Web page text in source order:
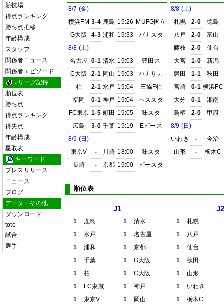
競技場
得点ランキング
勝ち点推移
年齢構成
スタッフ
関係者ニュース
関係者エピソード
Jリーグ記録
順位表
勝ち点
得点ランキング
得失点
年齢構成
星取表
キーワード
プレスリリース
ニュース
ブログ
データ・その他
ダウンロード
toto
試合
選手
8/7 (金)
横浜FM 3-4 鹿島 19:26 MUFG国立
G大阪
4-3 浦和 19:33
パナスタ
8/8 (土)
名古屋 0-1 清水 19:03
豊田ス
C大阪
2-1 岡山 19:03
ハナサカ
柏
2-1 水戸 19:04
三協F柏
福岡
0-1 神戸 19:04
ベススタ
FC東京 1-5 町田 19:05
味スタ
広島
3-0 千葉 19:19
Eピース
8/9 (日)
東京V
- 川崎 18:00
味スタ
長崎
- 京都 19:00 ピースタ
8/8 (土)
札幌
2-0
徳島
八戸
2-0
富山
藤枝
2-0
仙台
大宮
1-0
新潟
磐田
1-1
秋田
宮崎
0-1 横浜FC
大分
0-1
湘南
鳥栖
2-0
甲府
8/9 (日)
いわき
-
今治
山形
- 栃木C
順位表
J1
1 鹿島 1
清水
1
水戸 1
名古屋
1
浦和 1
京都
1
千葉 1
G大阪
1
柏 1
C大阪
1
FC東京 1
神戸
1
東京V 1
岡山
1
札幌
1
八戸
1
仙台
1
秋田
1
山形
1
いわき
1
栃木C